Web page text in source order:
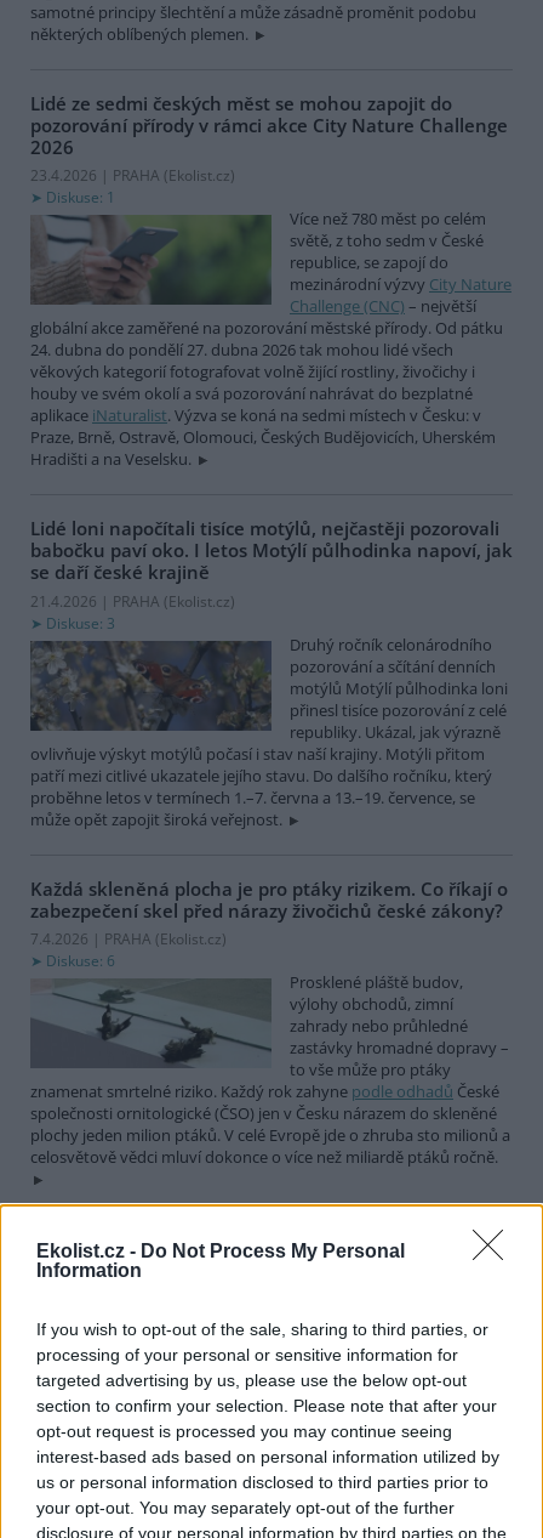
Ekolist.cz - Do Not Process My Personal
Information
If you wish to opt-out of the sale, sharing to third parties, or
processing of your personal or sensitive information for
targeted advertising by us, please use the below opt-out
section to confirm your selection. Please note that after your
opt-out request is processed you may continue seeing
interest-based ads based on personal information utilized by
us or personal information disclosed to third parties prior to
your opt-out. You may separately opt-out of the further
disclosure of your personal information by third parties on the
samotné principy šlechtění a může zásadně proměnit podobu
některých oblíbených plemen.
Lidé ze sedmi českých měst se mohou zapojit do
pozorování přírody v rámci akce City Nature Challenge
2026
23.4.2026 | PRAHA (Ekolist.cz)
Diskuse: 1
Více než 780 měst po celém
světě, z toho sedm v České
republice, se zapojí do
mezinárodní výzvy City Nature
Challenge (CNC) – největší
globální akce zaměřené na pozorování městské přírody. Od pátku
24. dubna do pondělí 27. dubna 2026 tak mohou lidé všech
věkových kategorií fotografovat volně žijící rostliny, živočichy i
houby ve svém okolí a svá pozorování nahrávat do bezplatné
aplikace iNaturalist. Výzva se koná na sedmi místech v Česku: v
Praze, Brně, Ostravě, Olomouci, Českých Budějovicích, Uherském
Hradišti a na Veselsku.
Lidé loni napočítali tisíce motýlů, nejčastěji pozorovali
babočku paví oko. I letos Motýlí půlhodinka napoví, jak
se daří české krajině
21.4.2026 | PRAHA (Ekolist.cz)
Diskuse: 3
Druhý ročník celonárodního
pozorování a sčítání denních
motýlů Motýlí půlhodinka loni
přinesl tisíce pozorování z celé
republiky. Ukázal, jak výrazně
ovlivňuje výskyt motýlů počasí i stav naší krajiny. Motýli přitom
patří mezi citlivé ukazatele jejího stavu. Do dalšího ročníku, který
proběhne letos v termínech 1.–7. června a 13.–19. července, se
může opět zapojit široká veřejnost.
Každá skleněná plocha je pro ptáky rizikem. Co říkají o
zabezpečení skel před nárazy živočichů české zákony?
7.4.2026 | PRAHA (Ekolist.cz)
Diskuse: 6
Prosklené pláště budov,
výlohy obchodů, zimní
zahrady nebo průhledné
zastávky hromadné dopravy –
to vše může pro ptáky
znamenat smrtelné riziko. Každý rok zahyne podle odhadů České
společnosti ornitologické (ČSO) jen v Česku nárazem do skleněné
plochy jeden milion ptáků. V celé Evropě jde o zhruba sto milionů a
celosvětově vědci mluví dokonce o více než miliardě ptáků ročně.
Deset druhů ptáků, které by neměly chybět na žádné
živé zahradě. Startuje soutěž Velký rok zahradní
Diskuse: 10
Dnes slavíme Mezinárodní den
ptactva a Český svaz ochránců
přírody (ČSOP) při této
příležitosti vyhlašuje pro
milovníky opeřenců soutěž
Velký rok zahradní. Malí i velcí mohou soutěžit o to, kdo během
365 dní zaznamená na své zahradě nejvíce ptačích druhů.